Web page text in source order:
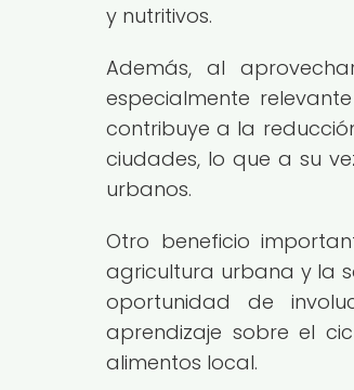
y nutritivos.
Además, al
especialmente
contribuye a la
ciudades, lo que a su
urbanos.
Otro beneficio
agricultura urbana y la
oportunidad de
aprendizaje sobre el
alimentos local.